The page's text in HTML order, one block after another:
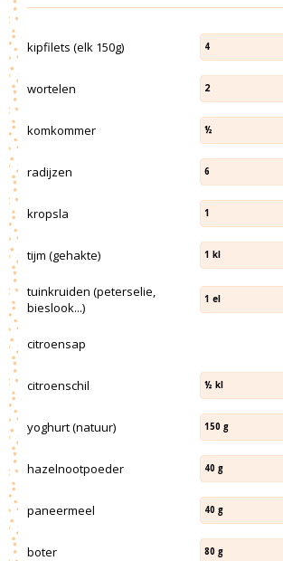
kipfilets (elk 150g) 4
wortelen 2
komkommer ½
radijzen 6
kropsla 1
tijm (gehakte) 1 kl
tuinkruiden (peterselie,
bieslook...)
1 el
citroensap
citroenschil ½ kl
yoghurt (natuur) 150 g
hazelnootpoeder 40 g
paneermeel 40 g
boter 80 g